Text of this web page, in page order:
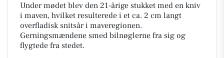
Under mødet blev den 21-årige stukket med en kniv
i maven, hvilket resulterede i et ca. 2 cm langt
overfladisk snitsår i maveregionen.
Gerningsmændene smed bilnøglerne fra sig og
flygtede fra stedet.